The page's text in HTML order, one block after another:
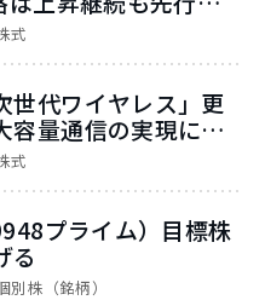
式
世代ワイヤレス」更
容量通信の実現に向
築へ
式
プライム）目標株
る
別株（銘柄）